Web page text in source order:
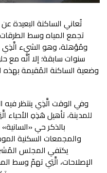
تُعاني الساكنة البعيدة
تجمع المياه وسط
ومُؤهلة، وهو الشيء
سنوات سابقة؛ إلا أنَّه مع
وضعية الساكنة المُقيمة بهذه
للمدينة، تأهيل هَذِهِ
بالذكر حي
والمجمعات السكنية
يكتفي المجلس
الإصلاحات، الَّتِي تهمّ وسط